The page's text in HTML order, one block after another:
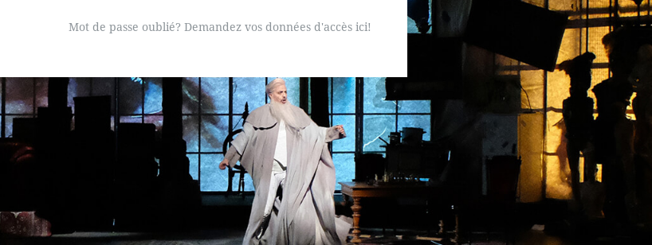
Mot de passe oublié? Demandez vos données d'accès ici!